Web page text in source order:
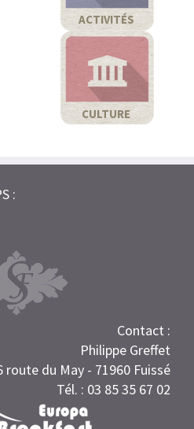
ACTIVITÉS
CULTURE
:
Contact :
Philippe Greffet
route du May - 71960 Fuissé
Tél. : 03 85 35 67 02